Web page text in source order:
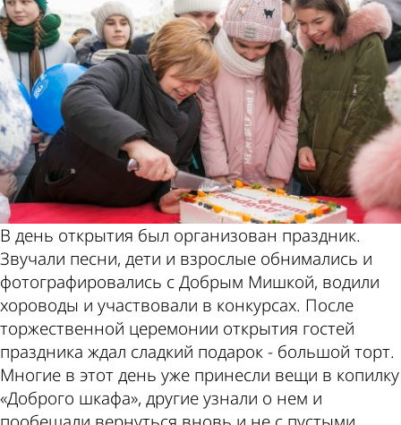
В день открытия был организован праздник.
Звучали песни, дети и взрослые обнимались и
фотографировались с Добрым Мишкой, водили
хороводы и участвовали в конкурсах. После
торжественной церемонии открытия гостей
праздника ждал сладкий подарок - большой торт.
Многие в этот день уже принесли вещи в копилку
«Доброго шкафа», другие узнали о нем и